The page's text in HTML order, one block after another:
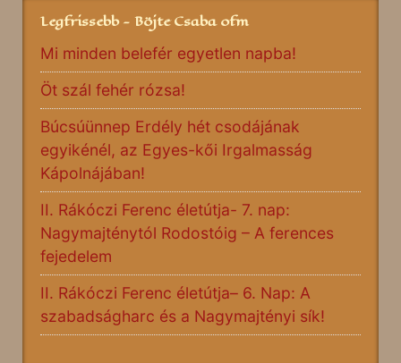
Legfrissebb - Böjte Csaba ofm
Mi minden belefér egyetlen napba!
Öt szál fehér rózsa!
Búcsúünnep Erdély hét csodájának
egyikénél, az Egyes-kői Irgalmasság
Kápolnájában!
II. Rákóczi Ferenc életútja- 7. nap:
Nagymajténytól Rodostóig – A ferences
fejedelem
II. Rákóczi Ferenc életútja– 6. Nap: A
szabadságharc és a Nagymajtényi sík!